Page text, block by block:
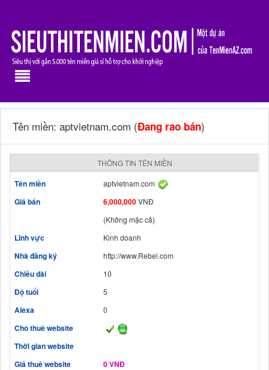
Tên miền: aptvietnam.com (Đang rao bán)
THÔNG TIN TÊN MIỀN
Tên miền aptvietnam.com
Giá bán 6,000,000VNĐ
(Không mặc cả)
Lĩnh vực Kinh doanh
Nhà đăng ký http://www.Rebel.com
Chiều dài 10
Độ tuổi 5
Alexa 0
Cho thuê website
Thời gian website
Giá thuê website
0 VNĐ